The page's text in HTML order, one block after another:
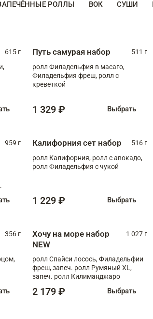
РОЛЛЫ ВОК СУШИ
615 г
Путь самурая набор
511 г
ролл Филадельфия в масаго,
Филадельфия фреш, ролл с
креветкой
1 329 ₽ Выбрать
959 г Калифорния сет набор
516 г
ролл Калифорния, ролл с авокадо,
ролл Филадельфия с чукой
1 229 ₽ Выбрать
356 г
Хочу на море набор
NEW
1 027 г
ролл Спайси лосось, Филадельфии
фреш, запеч. ролл Румяный XL,
запеч. ролл Килиманджаро
2 179 ₽ Выбрать